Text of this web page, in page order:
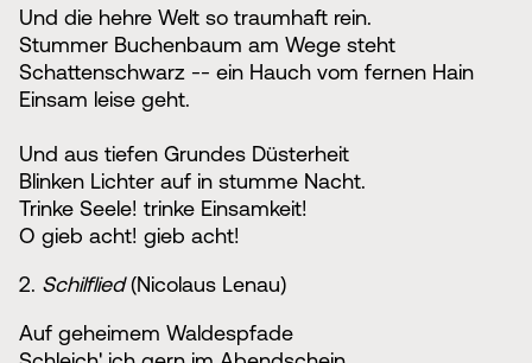
Und die hehre Welt so traumhaft rein.
Stummer Buchenbaum am Wege steht
Schattenschwarz -- ein Hauch vom fernen Hain
Einsam leise geht.
Und aus tiefen Grundes Düsterheit
Blinken Lichter auf in stumme Nacht.
Trinke Seele! trinke Einsamkeit!
O gieb acht! gieb acht!
2. Schilflied(Nicolaus Lenau)
Auf geheimem Waldespfade